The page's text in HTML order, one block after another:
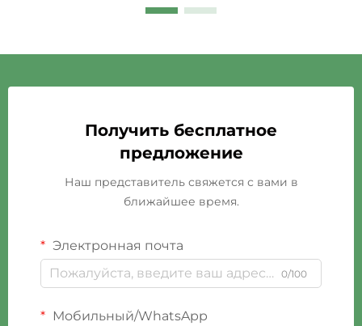
Получить бесплатное
предложение
Наш представитель свяжется с вами в
ближайшее время.
Электронная почта
0/100
Мобильный/WhatsApp